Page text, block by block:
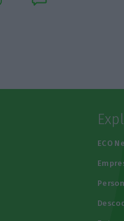
ECO